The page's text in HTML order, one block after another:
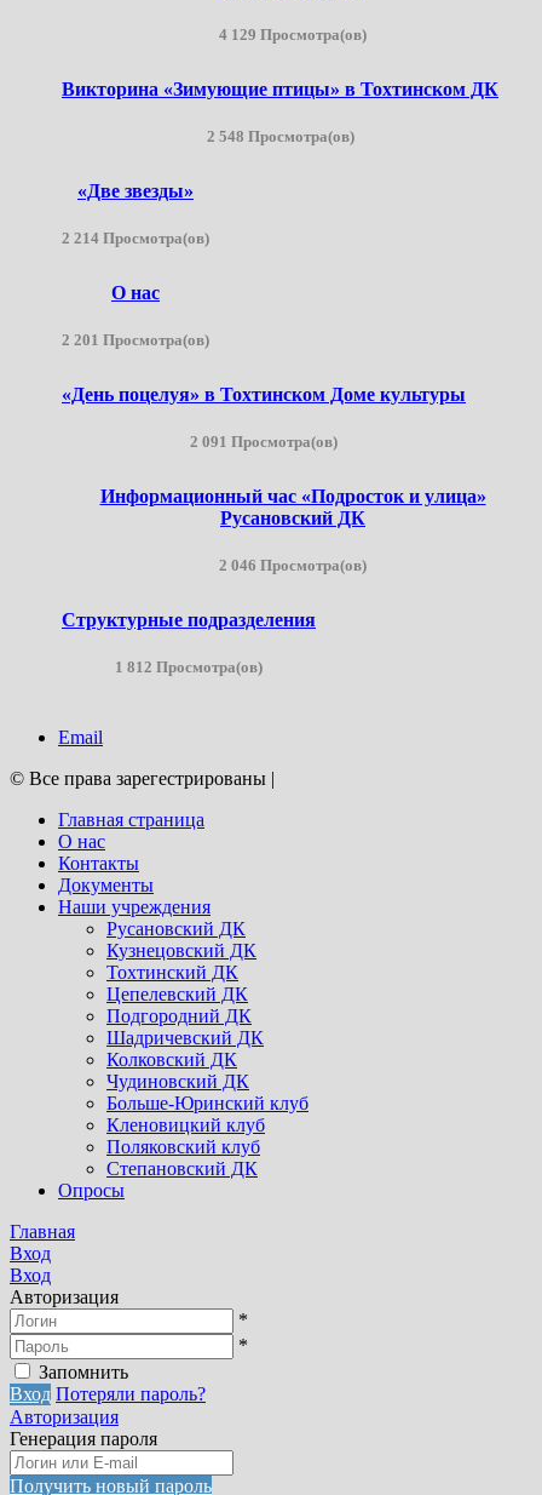
4 129 Просмотра(ов)
Викторина «Зимующие птицы» в Тохтинском ДК
2 548 Просмотра(ов)
«Две звезды»
2 214 Просмотра(ов)
О нас
2 201 Просмотра(ов)
«День поцелуя» в Тохтинском Доме культуры
2 091 Просмотра(ов)
Информационный час «Подросток и улица»
Русановский ДК
2 046 Просмотра(ов)
Структурные подразделения
1 812 Просмотра(ов)
Email
© Все права зарегестрированы |
Главная страница
О нас
Контакты
Документы
Наши учреждения
Русановский ДК
Кузнецовский ДК
Тохтинский ДК
Цепелевский ДК
Подгородний ДК
Шадричевский ДК
Колковский ДК
Чудиновский ДК
Больше-Юринский клуб
Кленовицкий клуб
Поляковский клуб
Степановский ДК
Опросы
Главная
Вход
Вход
Авторизация
*
*
Запомнить
Вход Потеряли пароль?
Авторизация
Генерация пароля
Получить новый пароль